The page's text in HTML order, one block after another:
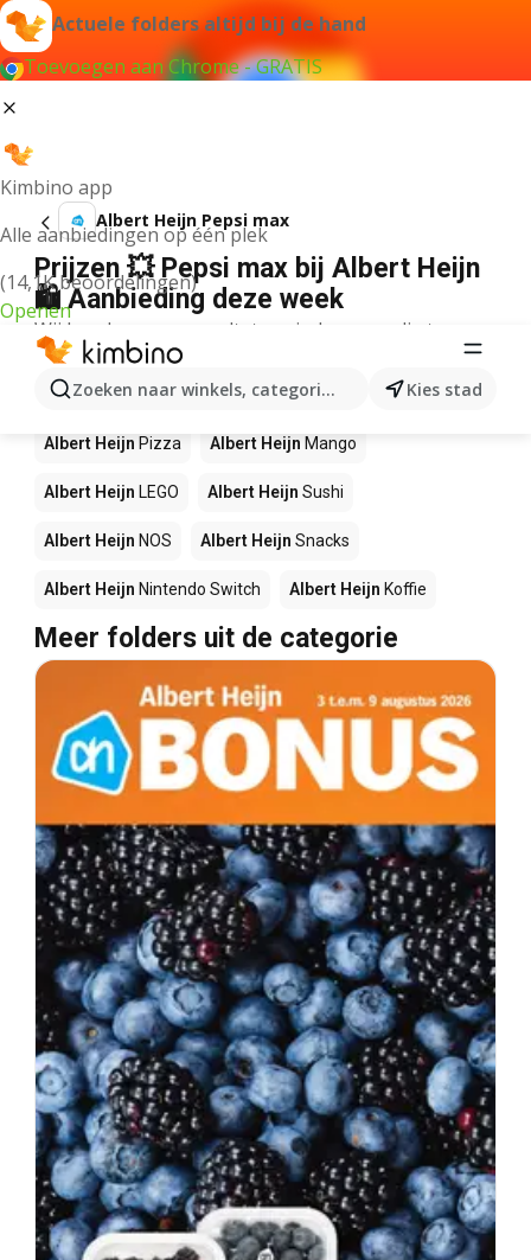
Actuele folders altijd bij de hand
Toevoegen aan Chrome - GRATIS
Kimbino app
Alle aanbiedingen op één plek
(14,1K beoordelingen)
Openen
Zoeken naar winkels, categorieën, producten...
Kies stad
Albert Heijn Pepsi max
Prijzen 💥 Pepsi max bij Albert Heijn
🛍️ Aanbieding deze week
Wij konden geen resultaten vinden voor die term.
Andere producten in winkels Albert
Heijn
Albert Heijn Pizza Albert Heijn Mango
Albert Heijn LEGO Albert Heijn Sushi
Albert Heijn NOS Albert Heijn Snacks
Albert Heijn Nintendo Switch Albert Heijn Koffie
Meer folders uit de categorie